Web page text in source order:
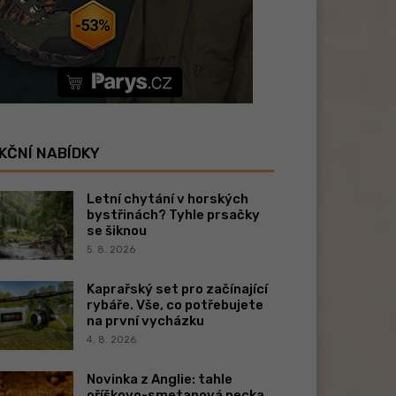
NABÍDKY
Letní chytání v horských
bystřinách? Tyhle prsačky
se šiknou
5. 8. 2026
Kaprařský set pro začínající
rybáře. Vše, co potřebujete
na první vycházku
4. 8. 2026
Novinka z Anglie: tahle